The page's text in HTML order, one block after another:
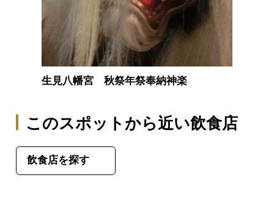
生見八幡宮 秋祭年祭奉納神楽
このスポットから近い飲食店
飲食店を探す